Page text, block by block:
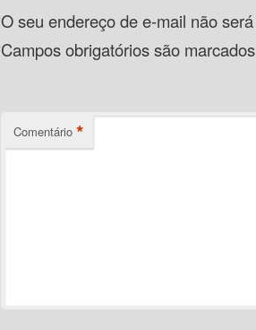
O seu endereço de e-mail não
Campos obrigatórios são
Comentário *